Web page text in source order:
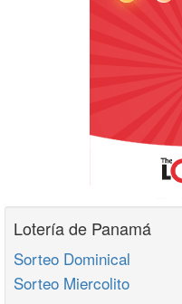
Lotería de Panamá
Sorteo Dominical
Sorteo Miercolito